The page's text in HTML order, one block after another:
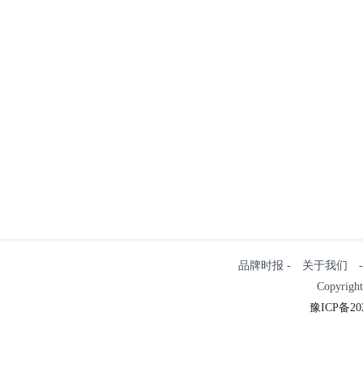
品牌时报 - 关于我们
豫ICP备